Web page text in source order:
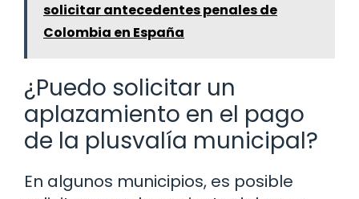
solicitar antecedentes penales de
Colombia en España
¿Puedo solicitar un
aplazamiento en el pago
de la plusvalía municipal?
En algunos municipios, es posible